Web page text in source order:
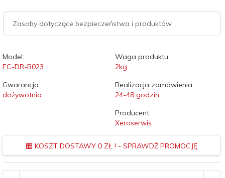
Zasoby dotyczące bezpieczeństwa i produktów
Model:
FC-DR-B023
Waga produktu:
2kg
Gwarancja:
dożywotnia
Realizacja zamówienia:
24-48 godzin
Producent:
Xeroserwis
KOSZT DOSTAWY 0 ZŁ ! - SPRAWDŻ PROMOCJĘ